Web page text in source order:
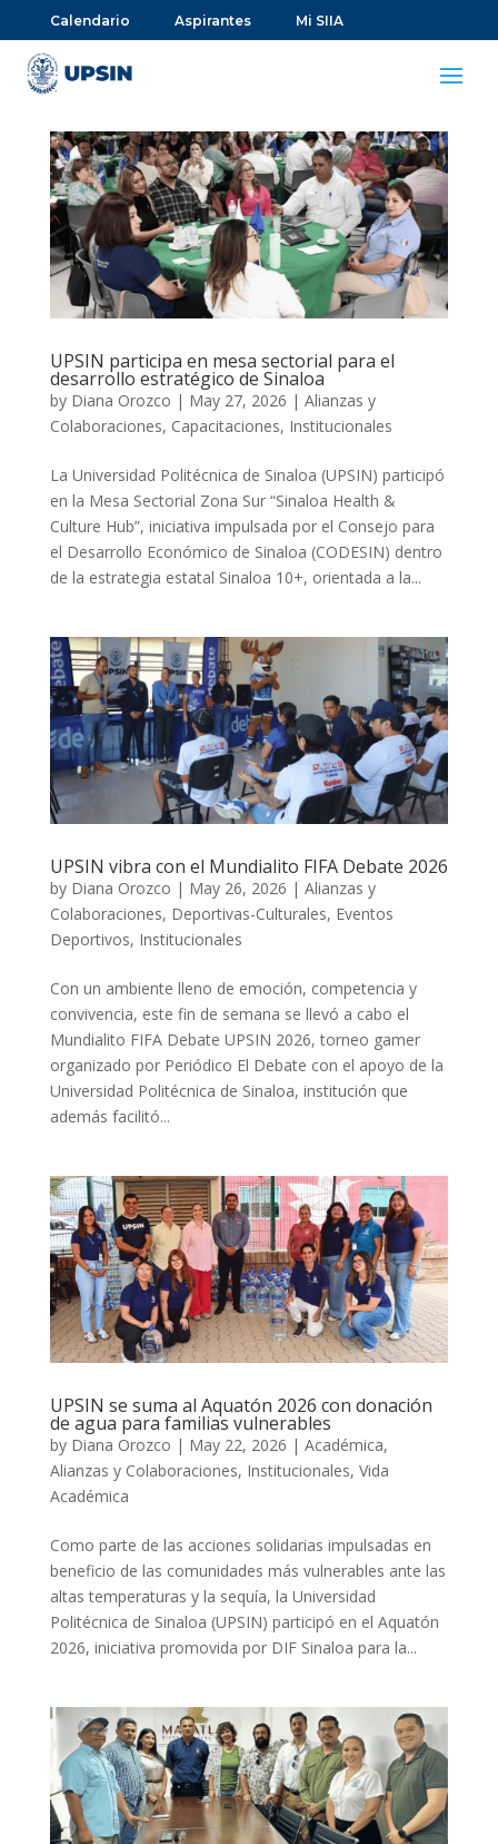
Calendario Aspirantes Mi SIIA
UPSIN participa en mesa sectorial para el
desarrollo estratégico de Sinaloa
by Diana Orozco | May 27, 2026 | Alianzas y
Colaboraciones, Capacitaciones, Institucionales
La Universidad Politécnica de Sinaloa (UPSIN) participó
en la Mesa Sectorial Zona Sur “Sinaloa Health &
Culture Hub”, iniciativa impulsada por el Consejo para
el Desarrollo Económico de Sinaloa (CODESIN) dentro
de la estrategia estatal Sinaloa 10+, orientada a la...
UPSIN vibra con el Mundialito FIFA Debate 2026
by Diana Orozco | May 26, 2026 | Alianzas y
Colaboraciones, Deportivas-Culturales, Eventos
Deportivos, Institucionales
Con un ambiente lleno de emoción, competencia y
convivencia, este fin de semana se llevó a cabo el
Mundialito FIFA Debate UPSIN 2026, torneo gamer
organizado por Periódico El Debate con el apoyo de la
Universidad Politécnica de Sinaloa, institución que
además facilitó...
UPSIN se suma al Aquatón 2026 con donación
de agua para familias vulnerables
by Diana Orozco | May 22, 2026 | Académica,
Alianzas y Colaboraciones, Institucionales, Vida
Académica
Como parte de las acciones solidarias impulsadas en
beneficio de las comunidades más vulnerables ante las
altas temperaturas y la sequía, la Universidad
Politécnica de Sinaloa (UPSIN) participó en el Aquatón
2026, iniciativa promovida por DIF Sinaloa para la...